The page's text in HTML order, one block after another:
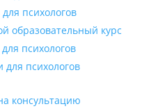
психологов
образовательный курс
психологов
для психологов
консультацию